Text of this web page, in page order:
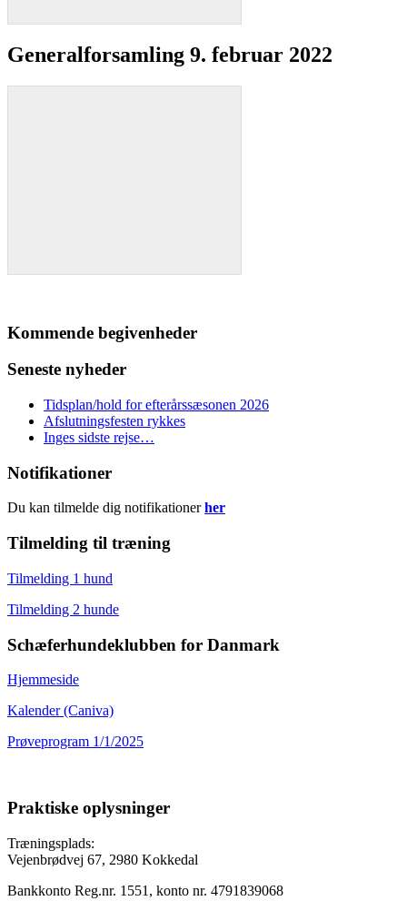
Generalforsamling 9. februar 2022
Kommende begivenheder
Seneste nyheder
Tidsplan/hold for efterårssæsonen 2026
Afslutningsfesten rykkes
Inges sidste rejse…
Notifikationer
Du kan tilmelde dig notifikationerher
Tilmelding til træning
Tilmelding 1 hund
Tilmelding 2 hunde
Schæferhundeklubben for Danmark
Hjemmeside
Kalender (Caniva)
Prøveprogram 1/1/2025
Praktiske oplysninger
Træningsplads:
Vejenbrødvej 67, 2980 Kokkedal
Bankkonto Reg.nr. 1551, konto nr. 4791839068